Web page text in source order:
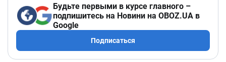
Будьте первыми в курсе главного –
подпишитесь на Новини на OBOZ.UA в
Google
Подписаться